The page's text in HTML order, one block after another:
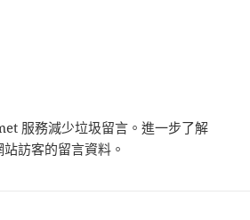
服務減少垃圾留言。進一步了解
訪客的留言資料 。